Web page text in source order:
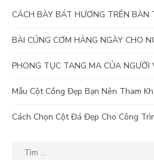
CÁCH BÀY BÁT HƯƠNG TRÊN BÀN
BÀI CÚNG CƠM HÀNG NGÀY CHO
PHONG TỤC TANG MA CỦA NGƯỜI
Mẫu Cột Cổng Đẹp Bạn Nên Tham
Cách Chọn Cột Đá Đẹp Cho Công